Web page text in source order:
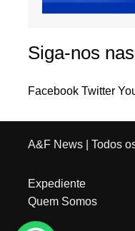
Siga-nos
Facebook Twitter
A&F News| Todos
Expediente
Quem Somos